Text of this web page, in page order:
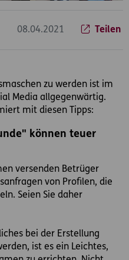
08.04.2021 Teilen
zu werden ist im
Media allgegenwärtig.
mit diesen Tipps:
können teuer
versenden Betrüger
von Profilen, die
Seien Sie daher
bei der Erstellung
ist es ein Leichtes,